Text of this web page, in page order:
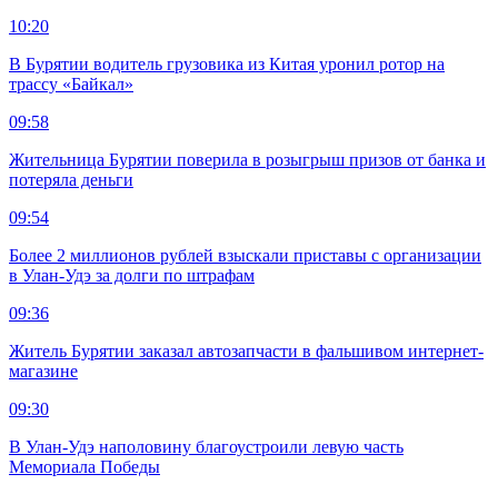
10:20
В Бурятии водитель грузовика из Китая уронил ротор на
трассу «Байкал»
09:58
Жительница Бурятии поверила в розыгрыш призов от банка и
потеряла деньги
09:54
Более 2 миллионов рублей взыскали приставы с организации
в Улан-Удэ за долги по штрафам
09:36
Житель Бурятии заказал автозапчасти в фальшивом интернет-
магазине
09:30
В Улан-Удэ наполовину благоустроили левую часть
Мемориала Победы